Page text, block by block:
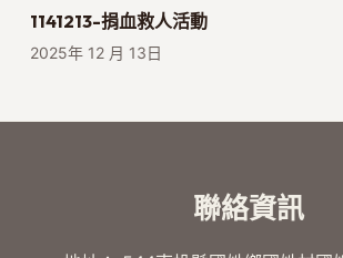
1141213-捐血救人活動
2025年 12 月 13日
聯絡資訊